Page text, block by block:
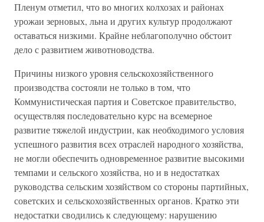
Пленум отметил, что во многих колхозах и районах
урожаи зерновых, льна и других культур продолжают
оставаться низкими. Крайне неблагополучно обстоит
дело с развитием животноводства.
Причины низкого уровня сельскохозяйственного
производства состояли не только в том, что
Коммунистическая партия и Советское правительство,
осуществляя последовательно курс на всемерное
развитие тяжелой индустрии, как необходимого условия
успешного развития всех отраслей народного хозяйства,
не могли обеспечить одновременное развитие высокими
темпами и сельского хозяйства, но и в недостатках
руководства сельским хозяйством со стороны партийных,
советских и сельскохозяйственных органов. Кратко эти
недостатки сводились к следующему: нарушению